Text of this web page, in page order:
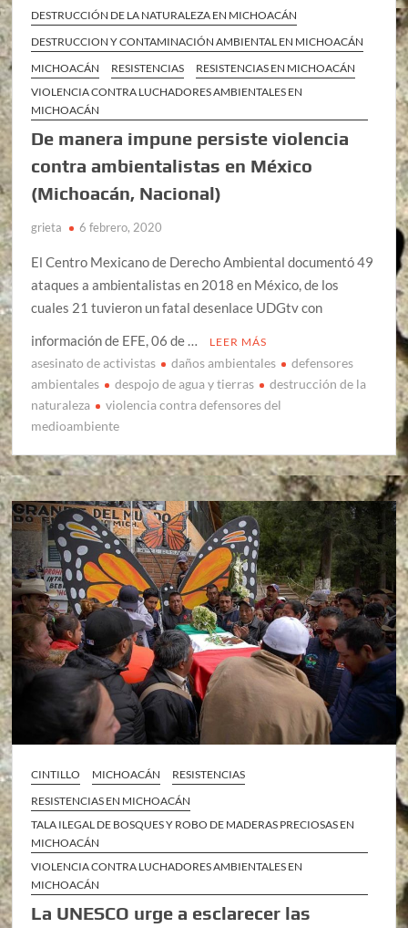
DESTRUCCIÓN DE LA NATURALEZA EN MICHOACÁN
DESTRUCCION Y CONTAMINACIÓN AMBIENTAL EN MICHOACÁN
MICHOACÁN
RESISTENCIAS
RESISTENCIAS EN MICHOACÁN
VIOLENCIA CONTRA LUCHADORES AMBIENTALES EN
MICHOACÁN
De manera impune persiste violencia
contra ambientalistas en México
(Michoacán, Nacional)
grieta 6 febrero, 2020
El Centro Mexicano de Derecho Ambiental documentó 49
ataques a ambientalistas en 2018 en México, de los
cuales 21 tuvieron un fatal desenlace UDGtv con
información de EFE, 06 de …
LEER MÁS
asesinato de activistas daños ambientales
defensores
ambientales
despojo de agua y tierras
destrucción de la
naturaleza
violencia contra defensores del
medioambiente
CINTILLO MICHOACÁN
RESISTENCIAS
RESISTENCIAS EN MICHOACÁN
TALA ILEGAL DE BOSQUES Y ROBO DE MADERAS PRECIOSAS EN
MICHOACÁN
VIOLENCIA CONTRA LUCHADORES AMBIENTALES EN
MICHOACÁN
La UNESCO urge a esclarecer las